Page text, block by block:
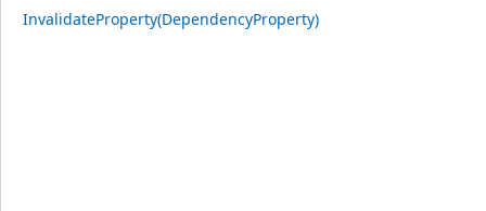
InvalidateProperty(DependencyProperty)